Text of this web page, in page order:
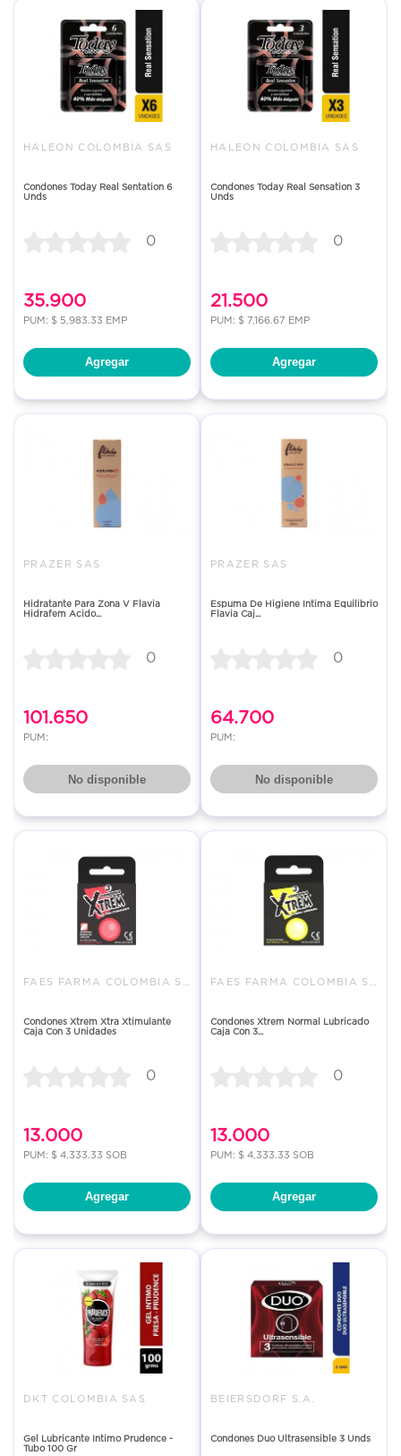
HALEON COLOMBIA SAS
Condones Today Real Sentation 6
Unds
0
35.900
PUM: $ 5,983.33 EMP
Agregar
HALEON COLOMBIA SAS
Condones Today Real Sensation 3
Unds
0
21.500
PUM: $ 7,166.67 EMP
Agregar
PRAZER SAS
Hidratante Para Zona V Flavia
Hidrafem Acido...
0
101.650
PUM:
No disponible
PRAZER SAS
Espuma De Higiene Intima Equilibrio
Flavia Caj...
0
64.700
PUM:
No disponible
Condones Xtrem Xtra Xtimulante
Caja Con 3 Unidades
0
13.000
PUM: $ 4,333.33 SOB
Agregar
Condones Xtrem Normal Lubricado
Caja Con 3...
0
13.000
PUM: $ 4,333.33 SOB
Agregar
DKT COLOMBIA SAS
Gel Lubricante Intimo Prudence -
Tubo 100 Gr
BEIERSDORF S.A.
Condones Duo Ultrasensible 3 Unds